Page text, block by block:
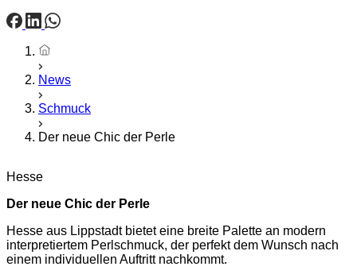
Startseite
News
Schmuck
Der neue Chic der Perle
Hesse
Der neue Chic der Perle
Hesse aus Lippstadt bietet eine breite Palette an modern
interpretiertem Perlschmuck, der perfekt dem Wunsch nach
einem individuellen Auftritt nachkommt.